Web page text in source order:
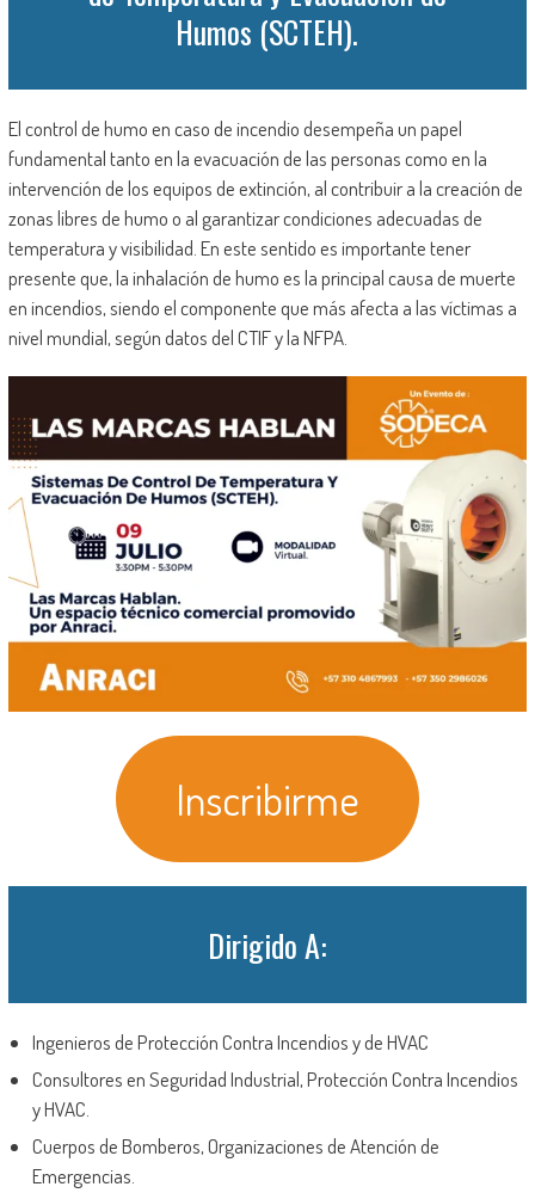
Humos (SCTEH).
El control de humo en caso de incendio desempeña un papel
fundamental tanto en la evacuación de las personas como en la
intervención de los equipos de extinción, al contribuir a la creación de
zonas libres de humo o al garantizar condiciones adecuadas de
temperatura y visibilidad. En este sentido es importante tener
presente que, la inhalación de humo es la principal causa de muerte
en incendios, siendo el componente que más afecta a las víctimas a
nivel mundial, según datos del CTIF y la NFPA.
Inscribirme
Dirigido A:
Ingenieros de Protección Contra Incendios y de HVAC
Consultores en Seguridad Industrial, Protección Contra Incendios
y HVAC.
Cuerpos de Bomberos, Organizaciones de Atención de
Emergencias.